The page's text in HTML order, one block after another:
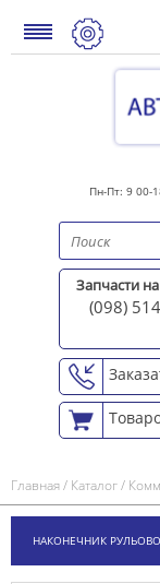
Пн-Пт: 9 00-
Запчасти
(098)
Главная/ Каталог/
НАКОНЕЧНИК